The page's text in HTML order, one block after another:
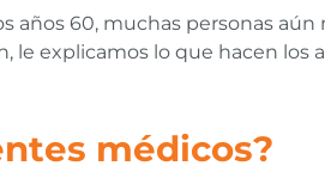
años 60, muchas personas
le explicamos lo que hacen
médicos?